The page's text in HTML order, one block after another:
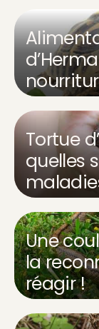
Tortue
quelles
Une
la
réagir !